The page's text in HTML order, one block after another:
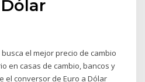
el mejor precio de cambio
en casas de cambio, bancos y
el conversor de Euro a Dólar